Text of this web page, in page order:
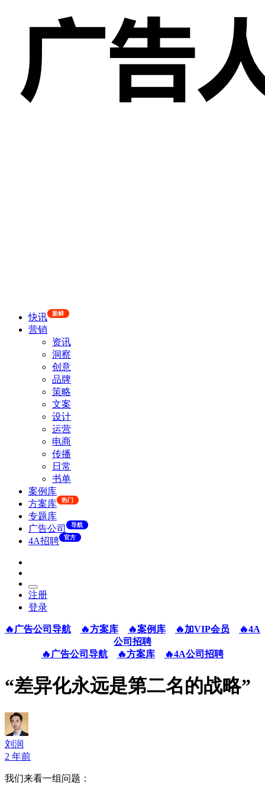
快讯 新鲜
营销
资讯
洞察
创意
品牌
策略
文案
设计
运营
电商
传播
日常
书单
案例库
方案库
热门
专题库
广告公司
导航
4A招聘 官方
注册
登录
🔥广告公司导航 🔥方案库 🔥案例库 🔥加VIP会员
🔥4A
公司招聘
🔥广告公司导航
🔥方案库 🔥4A公司招聘
“差异化永远是第二名的战略”
刘润
2 年前
我们来看一组问题：